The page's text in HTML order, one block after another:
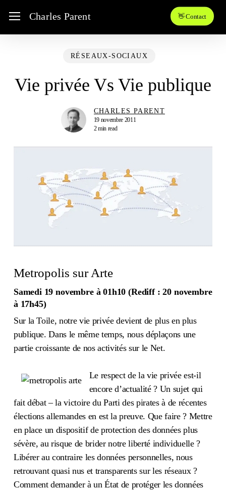
main
Menu Charles Parent 👋 Contact
RÉSEAUX-SOCIAUX
Vie privée Vs Vie publique
CHARLES PARENT
19 novembre 2011
2 min read
Metropolis sur Arte
Samedi 19 novembre à 01h10 (Rediff : 20 novembre
à 17h45)
Sur la Toile, notre vie privée devient de plus en plus
publique. Dans le même temps, nous déplaçons une
partie croissante de nos activités sur le Net.
Le respect de la vie privée est-il
encore d’actualité ? Un sujet qui
fait débat – la victoire du Parti des pirates à de récentes
élections allemandes en est la preuve. Que faire ? Mettre
en place un dispositif de protection des données plus
sévère, au risque de brider notre liberté individuelle ?
Libérer au contraire les données personnelles, nous
retrouvant quasi nus et transparents sur les réseaux ?
Comment demander à un État de protéger les données